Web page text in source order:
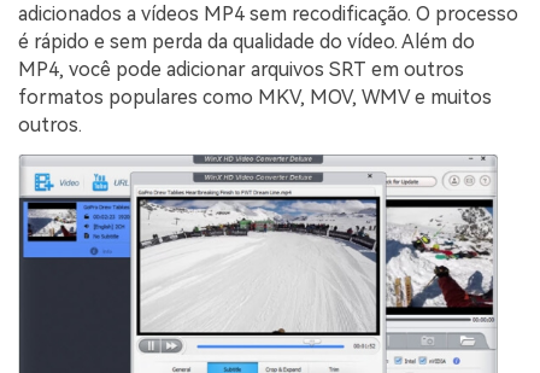
adicionados a vídeos MP4 sem recodificação. O processo
é rápido e sem perda da qualidade do vídeo. Além do
MP4, você pode adicionar arquivos SRT em outros
formatos populares como MKV, MOV, WMV e muitos
outros.